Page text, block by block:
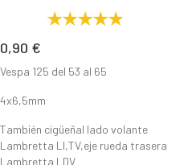
Precio
0,90 €
Vespa 125 del 53 al 65
4x6,5mm
También cigüeñal lado volante
Lambretta LI,TV,eje rueda trasera
Lambretta LDV